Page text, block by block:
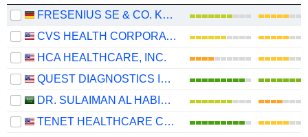
FRESENIUS SE & CO. KGAA
CVS HEALTH CORPORATION
HCA HEALTHCARE, INC.
QUEST DIAGNOSTICS INCORPORATED
DR. SULAIMAN AL HABIB MEDICAL SERVICES GROUP COMPANY
TENET HEALTHCARE CORPORATION